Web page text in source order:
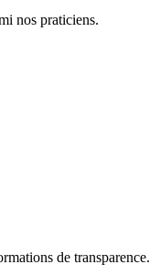
nos praticiens.
de transparence.